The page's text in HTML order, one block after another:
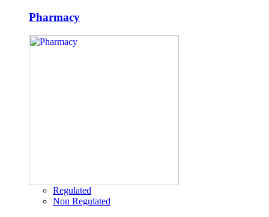
Pharmacy
Regulated
Non Regulated